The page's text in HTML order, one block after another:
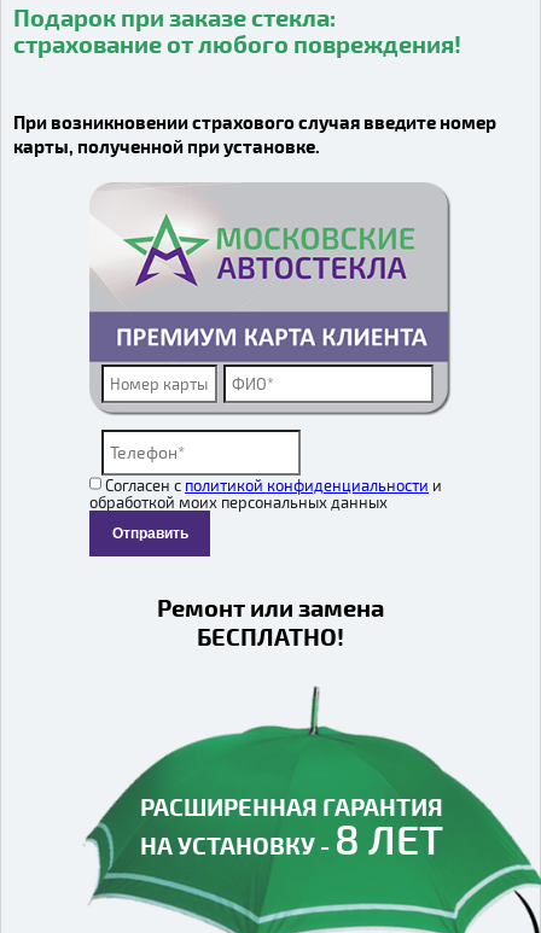
Видео о компании
Подарок при заказе стекла:
страхование от любого повреждения!
При возникновении страхового случая введите номер
карты, полученной при установке.
Согласен с политикой конфиденциальности и
обработкой моих персональных данных
Отправить
Ремонт или замена
БЕСПЛАТНО!
РАСШИРЕННАЯ ГАРАНТИЯ
НА УСТАНОВКУ - 8 ЛЕТ